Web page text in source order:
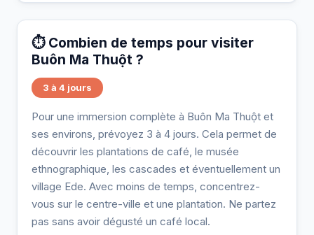
⏱️ Combien de temps pour visiter
Buôn Ma Thuột ?
3 à 4 jours
Pour une immersion complète à Buôn Ma Thuột et
ses environs, prévoyez 3 à 4 jours. Cela permet de
découvrir les plantations de café, le musée
ethnographique, les cascades et éventuellement un
village Ede. Avec moins de temps, concentrez-
vous sur le centre-ville et une plantation. Ne partez
pas sans avoir dégusté un café local.